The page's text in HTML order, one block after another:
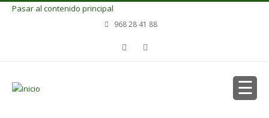
Pasar al contenido principal
968 28 41 88